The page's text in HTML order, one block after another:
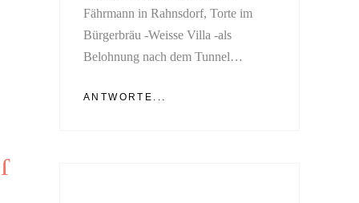
Fährmann in Rahnsdorf, Torte im
Bürgerbräu -Weisse Villa -als
Belohnung nach dem Tunnel…
ANTWORTE...